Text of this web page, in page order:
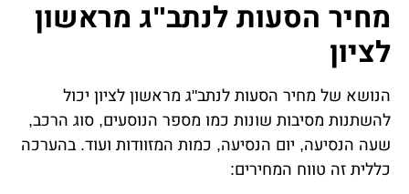
מחיר הסעות לנתב"ג מראשון
לציון
הנושא של מחיר הסעות לנתב"ג מראשון לציון יכול
להשתנות מסיבות שונות כמו מספר הנוסעים, סוג הרכב,
שעה הנסיעה, יום הנסיעה, כמות המזוודות ועוד. בהערכה
כללית זה טווח המחירים: